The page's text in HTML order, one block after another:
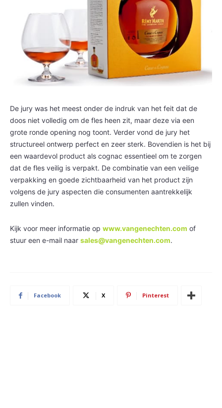
De jury was het meest onder de indruk van het feit dat de
doos niet volledig om de fles heen zit, maar deze via een
grote ronde opening nog toont. Verder vond de jury het
structureel ontwerp perfect en zeer sterk. Bovendien is het bij
een waardevol product als cognac essentieel om te zorgen
dat de fles veilig is verpakt. De combinatie van een veilige
verpakking en goede zichtbaarheid van het product zijn
volgens de jury aspecten die consumenten aantrekkelijk
zullen vinden.
Kijk voor meer informatie op www.vangenechten.com of
stuur een e-mail naar sales@vangenechten.com.
Facebook X Pinterest